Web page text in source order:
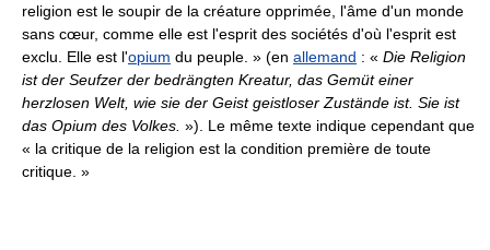
religion est le soupir de la créature opprimée, l'âme d'un monde
sans cœur, comme elle est l'esprit des sociétés d'où l'esprit est
exclu. Elle est l'opium du peuple. » (en allemand : « Die Religion
ist der Seufzer der bedrängten Kreatur, das Gemüt einer
herzlosen Welt, wie sie der Geist geistloser Zustände ist. Sie ist
das Opium des Volkes. »). Le même texte indique cependant que
« la critique de la religion est la condition première de toute
critique. »